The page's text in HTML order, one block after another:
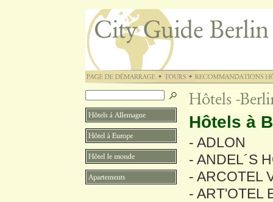
Hôtels à
- ADLON
- ANDEL´S
- ARCOTEL
- ART'OTEL